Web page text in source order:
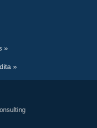
»
»